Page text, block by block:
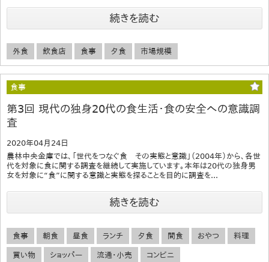
続きを読む
外食 飲食店 食事 夕食 市場規模
食事
第3回 現代の独身20代の食生活・食の安全への意識調
査
2020年04月24日
農林中央金庫では、「世代をつなぐ食 その実態と意識」（2004年）から、各世
代を対象に食に関する調査を継続して実施しています。本年は20代の独身男
女を対象に“食”に関する意識と実態を探ることを目的に調査を...
続きを読む
食事 朝食 昼食 ランチ 夕食 間食 おやつ 料理
買い物 ショッパー 流通・小売 コンビニ